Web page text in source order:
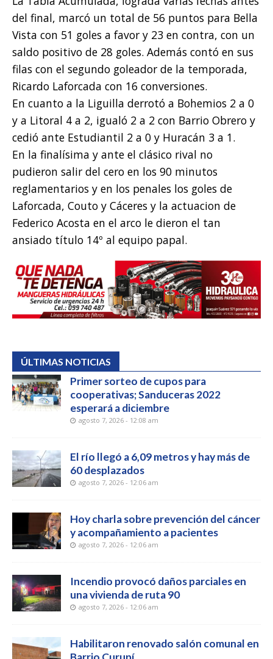
del final, marcó un total de 56 puntos para Bella
Vista con 51 goles a favor y 23 en contra, con un
saldo positivo de 28 goles. Además contó en sus
filas con el segundo goleador de la temporada,
Ricardo Laforcada con 16 conversiones.
En cuanto a la Liguilla derrotó a Bohemios 2 a 0
y a Litoral 4 a 2, igualó 2 a 2 con Barrio Obrero y
cedió ante Estudiantil 2 a 0 y Huracán 3 a 1.
En la finalísima y ante el clásico rival no
pudieron salir del cero en los 90 minutos
reglamentarios y en los penales los goles de
Laforcada, Couto y Cáceres y la actuacion de
Federico Acosta en el arco le dieron el tan
ansiado título 14º al equipo papal.
ÚLTIMAS NOTICIAS
Primer sorteo de cupos para
cooperativas; Sanduceras 2022
esperará a diciembre
agosto 7, 2026 - 12:08 am
El río llegó a 6,09 metros y hay más de
60 desplazados
agosto 7, 2026 - 12:06 am
Hoy charla sobre prevención del cáncer
y acompañamiento a pacientes
agosto 7, 2026 - 12:06 am
Incendio provocó daños parciales en
una vivienda de ruta 90
agosto 7, 2026 - 12:06 am
Habilitaron renovado salón comunal en